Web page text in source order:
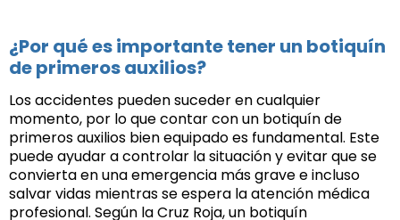
¿Por qué es importante tener un botiquín
de primeros auxilios?
Los accidentes pueden suceder en cualquier
momento, por lo que contar con un botiquín de
primeros auxilios bien equipado es fundamental. Este
puede ayudar a controlar la situación y evitar que se
convierta en una emergencia más grave e incluso
salvar vidas mientras se espera la atención médica
profesional. Según la Cruz Roja, un botiquín